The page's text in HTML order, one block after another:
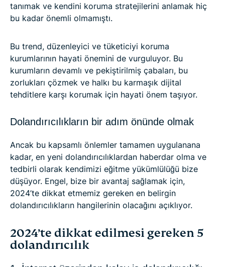
tanımak ve kendini koruma stratejilerini anlamak hiç
bu kadar önemli olmamıştı.
Bu trend, düzenleyici ve tüketiciyi koruma
kurumlarının hayati önemini de vurguluyor. Bu
kurumların devamlı ve pekiştirilmiş çabaları, bu
zorlukları çözmek ve halkı bu karmaşık dijital
tehditlere karşı korumak için hayati önem taşıyor.
Dolandırıcılıkların bir adım önünde olmak
Ancak bu kapsamlı önlemler tamamen uygulanana
kadar, en yeni dolandırıcılıklardan haberdar olma ve
tedbirli olarak kendimizi eğitme yükümlülüğü bize
düşüyor. Engel, bize bir avantaj sağlamak için,
2024’te dikkat etmemiz gereken en belirgin
dolandırıcılıkların hangilerinin olacağını açıklıyor.
2024’te dikkat edilmesi gereken 5
dolandırıcılık